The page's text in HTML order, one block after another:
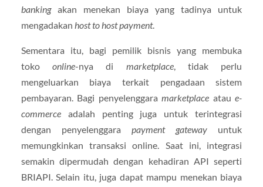
bankingakan menekan biaya yang tadinya untuk
mengadakan host to host payment.
Sementara itu, bagi pemilik bisnis yang membuka
tokoonline-nya di marketplace, tidak perlu
mengeluarkan biaya terkait pengadaan sistem
pembayaran. Bagi penyelenggaramarketplace ataue-
commerceadalah penting juga untuk terintegrasi
dengan penyelenggara payment gateway untuk
memungkinkan transaksi online. Saat ini, integrasi
semakin dipermudah dengan kehadiran API seperti
BRIAPI. Selain itu, juga dapat mampu menekan biaya